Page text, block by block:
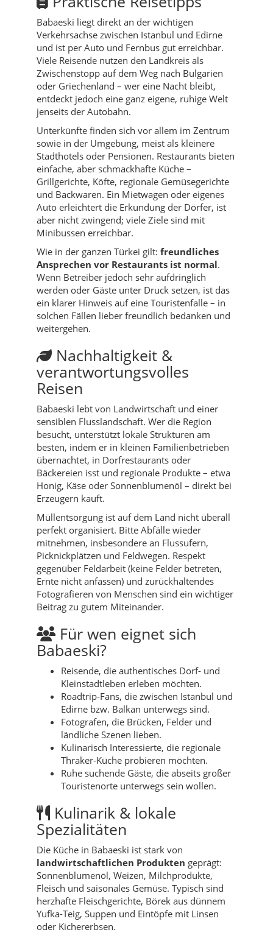
Babaeski liegt direkt an der wichtigen
Verkehrsachse zwischen Istanbul und Edirne
und ist per Auto und Fernbus gut erreichbar.
Viele Reisende nutzen den Landkreis als
Zwischenstopp auf dem Weg nach Bulgarien
oder Griechenland – wer eine Nacht bleibt,
entdeckt jedoch eine ganz eigene, ruhige Welt
jenseits der Autobahn.
Unterkünfte finden sich vor allem im Zentrum
sowie in der Umgebung, meist als kleinere
Stadthotels oder Pensionen. Restaurants bieten
einfache, aber schmackhafte Küche –
Grillgerichte, Köfte, regionale Gemüsegerichte
und Backwaren. Ein Mietwagen oder eigenes
Auto erleichtert die Erkundung der Dörfer, ist
aber nicht zwingend; viele Ziele sind mit
Minibussen erreichbar.
Wie in der ganzen Türkei gilt: freundliches
Ansprechen vor Restaurants ist normal.
Wenn Betreiber jedoch sehr aufdringlich
werden oder Gäste unter Druck setzen, ist das
ein klarer Hinweis auf eine Touristenfalle – in
solchen Fällen lieber freundlich bedanken und
weitergehen.
Nachhaltigkeit &
verantwortungsvolles
Reisen
Babaeski lebt von Landwirtschaft und einer
sensiblen Flusslandschaft. Wer die Region
besucht, unterstützt lokale Strukturen am
besten, indem er in kleinen Familienbetrieben
übernachtet, in Dorfrestaurants oder
Bäckereien isst und regionale Produkte – etwa
Honig, Käse oder Sonnenblumenöl – direkt bei
Erzeugern kauft.
Müllentsorgung ist auf dem Land nicht überall
perfekt organisiert. Bitte Abfälle wieder
mitnehmen, insbesondere an Flussufern,
Picknickplätzen und Feldwegen. Respekt
gegenüber Feldarbeit (keine Felder betreten,
Ernte nicht anfassen) und zurückhaltendes
Fotografieren von Menschen sind ein wichtiger
Beitrag zu gutem Miteinander.
Für wen eignet sich
Babaeski?
Reisende, die authentisches Dorf- und
Kleinstadtleben erleben möchten.
Roadtrip-Fans, die zwischen Istanbul und
Edirne bzw. Balkan unterwegs sind.
Fotografen, die Brücken, Felder und
ländliche Szenen lieben.
Kulinarisch Interessierte, die regionale
Thraker-Küche probieren möchten.
Ruhe suchende Gäste, die abseits großer
Touristenorte unterwegs sein wollen.
Kulinarik & lokale
Spezialitäten
Die Küche in Babaeski ist stark von
landwirtschaftlichen Produkten geprägt:
Sonnenblumenöl, Weizen, Milchprodukte,
Fleisch und saisonales Gemüse. Typisch sind
herzhafte Fleischgerichte, Börek aus dünnem
Yufka-Teig, Suppen und Eintöpfe mit Linsen
oder Kichererbsen.